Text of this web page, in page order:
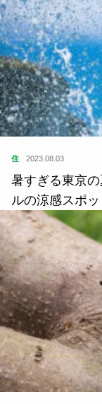
住 2023.08.03
暑すぎる東京
ルの涼感スポッ